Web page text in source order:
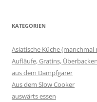
KATEGORIEN
Asiatische Küche
Aufläufe, Gratins,
aus dem Dampfgarer
Aus dem Slow Cooker
auswärts essen